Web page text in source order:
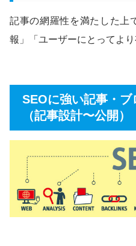
記事の網羅性を満たした上
報」「ユーザーにとってよ
SEOに強い記事・
（記事設計〜公開）